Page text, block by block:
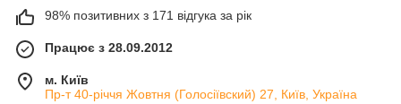
98% позитивних з 171 відгука за рік
Працює з 28.09.2012
м. Київ
Пр-т 40-річчя Жовтня (Голосіївский) 27, Київ, Україна